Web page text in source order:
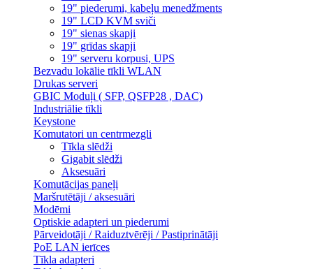
19" piederumi, kabeļu menedžments
19" LCD KVM sviči
19" sienas skapji
19" grīdas skapji
19" serveru korpusi, UPS
Bezvadu lokālie tīkli WLAN
Drukas serveri
GBIC Moduļi ( SFP, QSFP28 , DAC)
Industriālie tīkli
Keystone
Komutatori un centrmezgli
Tīkla slēdži
Gigabit slēdži
Aksesuāri
Komutācijas paneļi
Maršrutētāji / aksesuāri
Modēmi
Optiskie adapteri un piederumi
Pārveidotāji / Raiduztvērēji / Pastiprinātāji
PoE LAN ierīces
Tīkla adapteri